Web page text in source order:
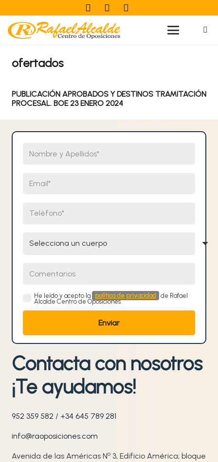
ofertados
PUBLICACIÓN APROBADOS Y DESTINOS TRAMITACIÓN
PROCESAL. BOE 23 ENERO 2024
He leído y acepto la política de privacidad
de Rafael
Alcalde Centro de Oposiciones.
Contacta con nosotros
¡Te ayudamos!
952 359 582 / +34 645 789 281
info@raoposiciones.com
Avenida de las Américas No 3, Edificio América; bloque